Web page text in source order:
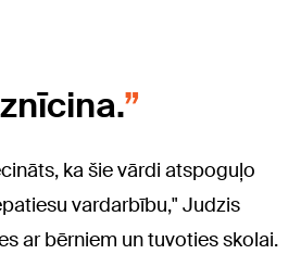
ka šie vārdi atspoguļo
vardarbību," Judzis
ar bērniem un tuvoties skolai.